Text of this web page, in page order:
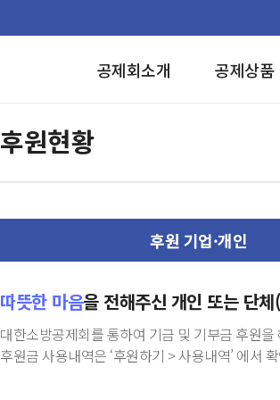
공제회소개 공제상품
후원현황
후원 기업·개인
따뜻한 마음을 전해주신 개인 또는 단
대한소방공제회를 통하여 기금 및 기부금 후원
후원금 사용내역은 ‘후원하기 > 사용내역’ 에서